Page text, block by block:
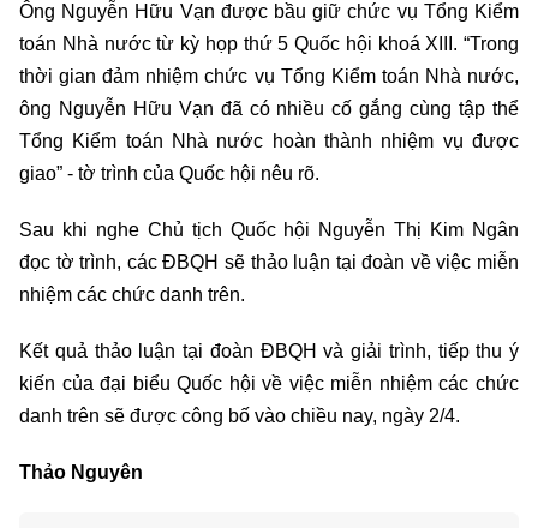
Ông Nguyễn Hữu Vạn được bầu giữ chức vụ Tổng Kiểm
toán Nhà nước từ kỳ họp thứ 5 Quốc hội khoá XIII. “Trong
thời gian đảm nhiệm chức vụ Tổng Kiểm toán Nhà nước,
ông Nguyễn Hữu Vạn đã có nhiều cố gắng cùng tập thể
Tổng Kiểm toán Nhà nước hoàn thành nhiệm vụ được
giao” - tờ trình của Quốc hội nêu rõ.
Sau khi nghe Chủ tịch Quốc hội Nguyễn Thị Kim Ngân
đọc tờ trình, các ĐBQH sẽ thảo luận tại đoàn về việc miễn
nhiệm các chức danh trên.
Kết quả thảo luận tại đoàn ĐBQH và giải trình, tiếp thu ý
kiến của đại biểu Quốc hội về việc miễn nhiệm các chức
danh trên sẽ được công bố vào chiều nay, ngày 2/4.
Thảo Nguyên